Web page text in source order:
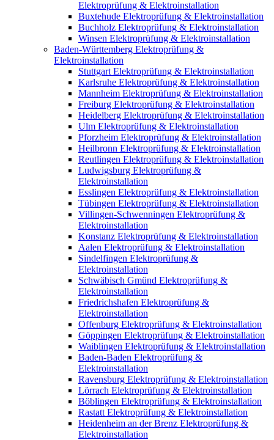
Elektroprüfung & Elektroinstallation
Buxtehude Elektroprüfung & Elektroinstallation
Buchholz Elektroprüfung & Elektroinstallation
Winsen Elektroprüfung & Elektroinstallation
Baden-Württemberg Elektroprüfung &
Elektroinstallation
Stuttgart Elektroprüfung & Elektroinstallation
Karlsruhe Elektroprüfung & Elektroinstallation
Mannheim Elektroprüfung & Elektroinstallation
Freiburg Elektroprüfung & Elektroinstallation
Heidelberg Elektroprüfung & Elektroinstallation
Ulm Elektroprüfung & Elektroinstallation
Pforzheim Elektroprüfung & Elektroinstallation
Heilbronn Elektroprüfung & Elektroinstallation
Reutlingen Elektroprüfung & Elektroinstallation
Ludwigsburg Elektroprüfung &
Elektroinstallation
Esslingen Elektroprüfung & Elektroinstallation
Tübingen Elektroprüfung & Elektroinstallation
Villingen-Schwenningen Elektroprüfung &
Elektroinstallation
Konstanz Elektroprüfung & Elektroinstallation
Aalen Elektroprüfung & Elektroinstallation
Sindelfingen Elektroprüfung &
Elektroinstallation
Schwäbisch Gmünd Elektroprüfung &
Elektroinstallation
Friedrichshafen Elektroprüfung &
Elektroinstallation
Offenburg Elektroprüfung & Elektroinstallation
Göppingen Elektroprüfung & Elektroinstallation
Waiblingen Elektroprüfung & Elektroinstallation
Baden-Baden Elektroprüfung &
Elektroinstallation
Ravensburg Elektroprüfung & Elektroinstallation
Lörrach Elektroprüfung & Elektroinstallation
Böblingen Elektroprüfung & Elektroinstallation
Rastatt Elektroprüfung & Elektroinstallation
Heidenheim an der Brenz Elektroprüfung &
Elektroinstallation